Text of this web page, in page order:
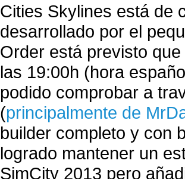
Cities Skylines está de
desarrollado por el
Order está previsto
las 19:00h (hora
podido comprobar a
(principalmente de
builder completo y con
logrado mantener un
SimCity 2013 pero